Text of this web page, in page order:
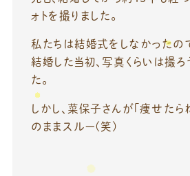
ォトを撮りました。
私たちは結婚式をしなかったの
結婚した当初、写真くらいは撮ろ
た。
しかし、菜保子さんが「痩せたら
のままスルー(笑)